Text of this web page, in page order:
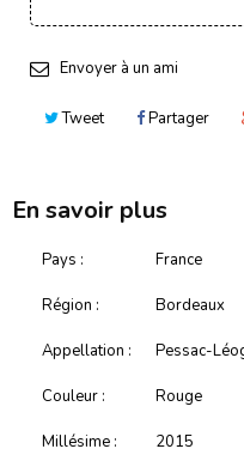
Envoyer à un ami
Tweet Partager
En savoir plus
Pays : France
Région : Bordeaux
Appellation : Pessac-
Couleur : Rouge
Millésime : 2015